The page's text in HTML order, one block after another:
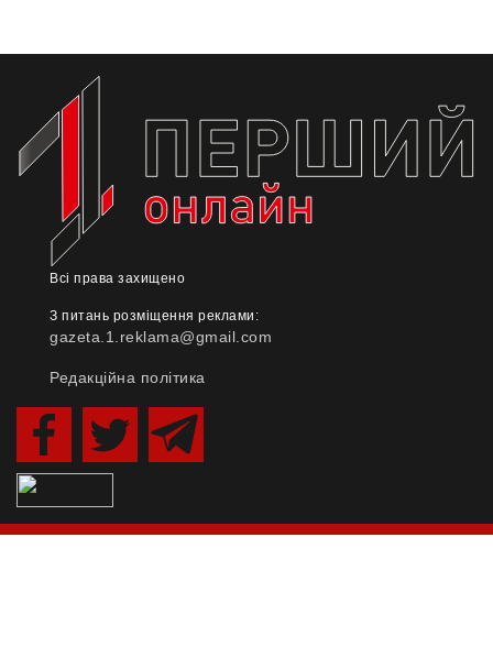
Всі права захищено
З питань розміщення реклами:
gazeta.1.reklama@gmail.com
Редакційна політика